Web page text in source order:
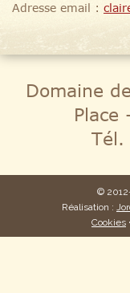
Adresse email :
Domaine
Place
©
Réalisation :
Cookies •